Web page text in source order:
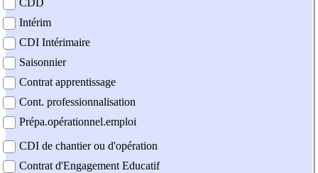
CDD
Intérim
CDI Intérimaire
Saisonnier
Contrat apprentissage
Cont. professionnalisation
Prépa.opérationnel.emploi
CDI de chantier ou d'opération
Contrat d'Engagement Educatif